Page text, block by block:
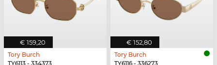
€ 159,20
Tory Burch
TY6113 - 334373
€ 152,80
Tory Burch
TY6116 - 336273